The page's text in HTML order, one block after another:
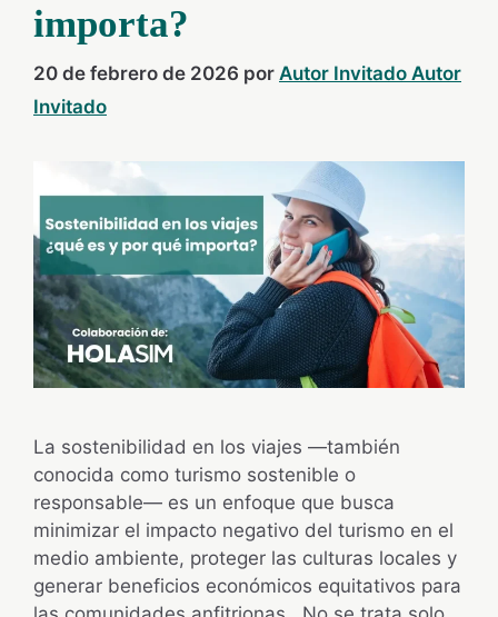
importa?
20 de febrero de 2026 por Autor Invitado Autor
Invitado
La sostenibilidad en los viajes —también
conocida como turismo sostenible o
responsable— es un enfoque que busca
minimizar el impacto negativo del turismo en el
medio ambiente, proteger las culturas locales y
generar beneficios económicos equitativos para